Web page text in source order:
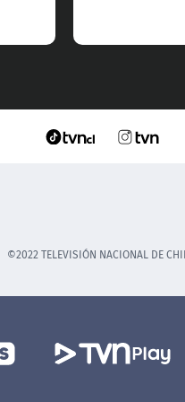
©2022 TELEVISIÓN NACIONAL DE